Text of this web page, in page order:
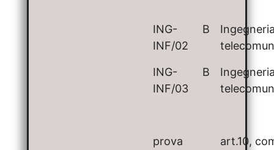
ING-
INF/02
B
ING-
INF/03
B
prova art.10,